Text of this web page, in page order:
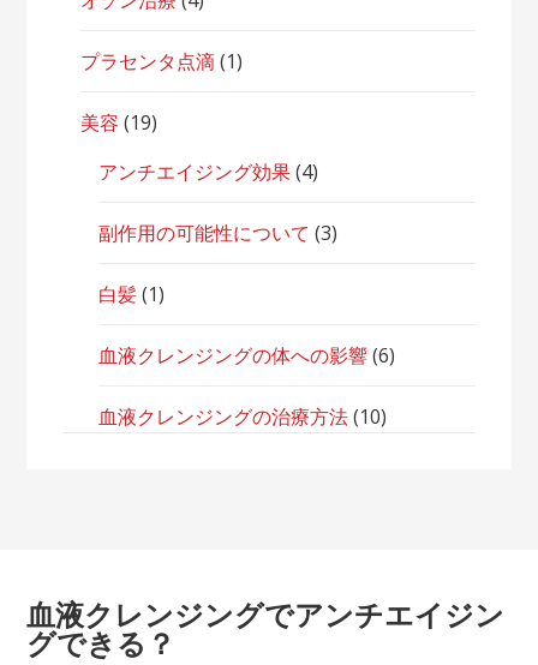
プラセンタ点滴(1)
美容 (19)
アンチエイジング効果(4)
副作用の可能性について (3)
白髪(1)
血液クレンジングの体への影響(6)
血液クレンジングの治療方法(10)
血液クレンジングでアンチエイジン
グできる？